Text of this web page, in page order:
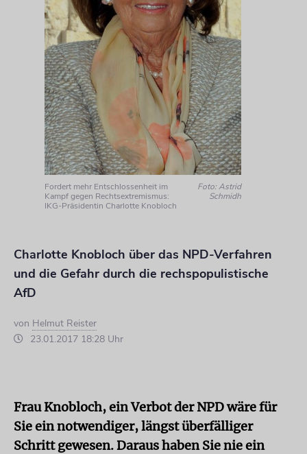
Fordert mehr Entschlossenheit im
Kampf gegen Rechtsextremismus:
IKG-Präsidentin Charlotte Knobloch
Foto: Astrid
Schmidh
Charlotte Knobloch über das NPD-Verfahren
und die Gefahr durch die rechspopulistische
AfD
von Helmut Reister
23.01.2017 18:28 Uhr
Frau Knobloch, ein Verbot der NPD wäre für
Sie ein notwendiger, längst überfälliger
Schritt gewesen. Daraus haben Sie nie ein